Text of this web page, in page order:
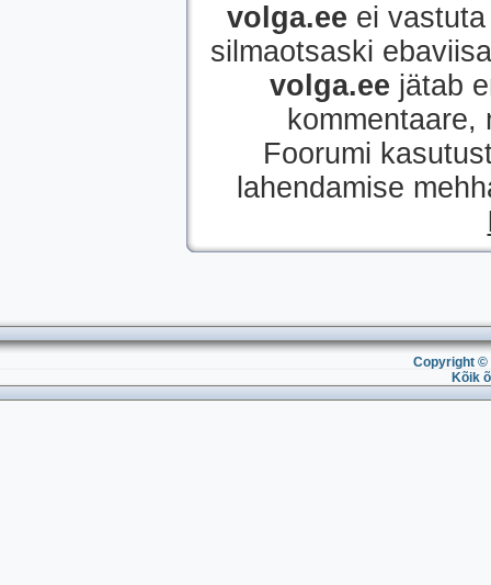
volga.ee ei
silmaotsaski
volga.ee jätab
Foorumi
lahendamise
Copyright ©
Kõik